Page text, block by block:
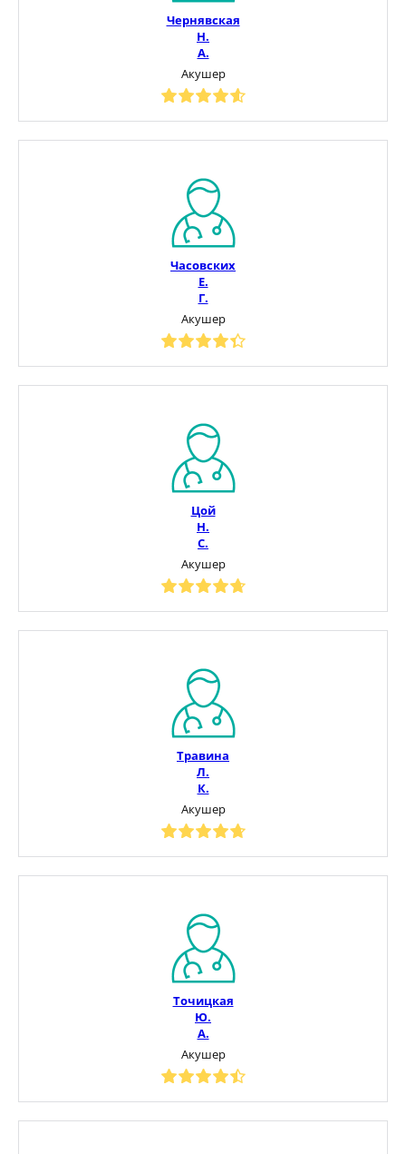
Чернявская
Н.
А.
Акушер
Часовских
Е.
Г.
Акушер
Цой
Н.
С.
Акушер
Травина
Л.
К.
Акушер
Точицкая
Ю.
А.
Акушер